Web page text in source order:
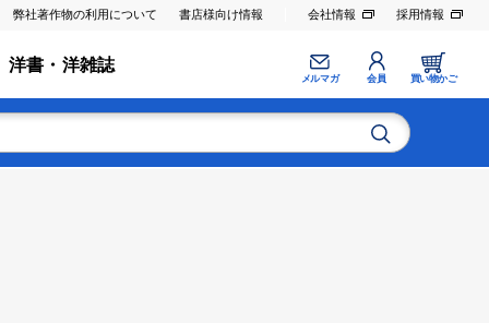
弊社著作物の利用について 書店様向け情報 会社情報 採用情報
洋書・洋雑誌
メルマガ 会員 買い物かご